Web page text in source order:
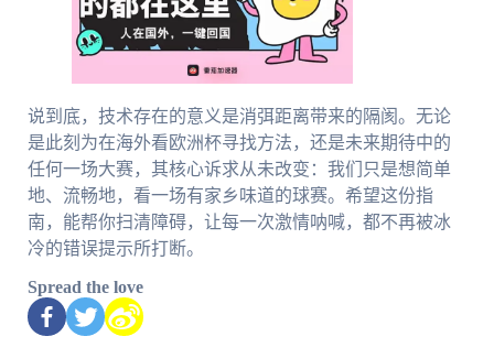
说到底，技术存在的意义是消弭距离带来的隔阂。无论
是此刻为在海外看欧洲杯寻找方法，还是未来期待中的
任何一场大赛，其核心诉求从未改变：我们只是想简单
地、流畅地，看一场有家乡味道的球赛。希望这份指
南，能帮你扫清障碍，让每一次激情呐喊，都不再被冰
冷的错误提示所打断。
Spread the love